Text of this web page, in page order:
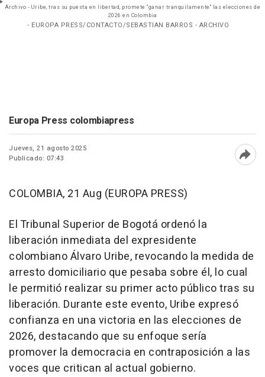
Archivo - Uribe, tras su puesta en libertad, promete "ganar tranquilamente" las elecciones de
2026 en Colombia
- EUROPA PRESS/CONTACTO/SEBASTIAN BARROS - ARCHIVO
Europa Press colombiapress
Jueves, 21 agosto 2025
Publicado: 07:43
COLOMBIA, 21 Aug (EUROPA PRESS)
El Tribunal Superior de Bogotá ordenó la
liberación inmediata del expresidente
colombiano Álvaro Uribe, revocando la medida de
arresto domiciliario que pesaba sobre él, lo cual
le permitió realizar su primer acto público tras su
liberación. Durante este evento, Uribe expresó
confianza en una victoria en las elecciones de
2026, destacando que su enfoque sería
promover la democracia en contraposición a las
voces que critican al actual gobierno.